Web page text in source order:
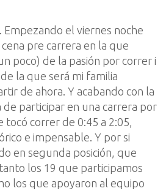
Empezando el viernes noche
pre carrera en la que
poco) de la pasión por correr i
la que será mi familia
de ahora. Y acabando con la
participar en una carrera por
correr de 0:45 a 2:05,
e impensable. Y por si
en segunda posición, que
los 19 que participamos
los que apoyaron al equipo